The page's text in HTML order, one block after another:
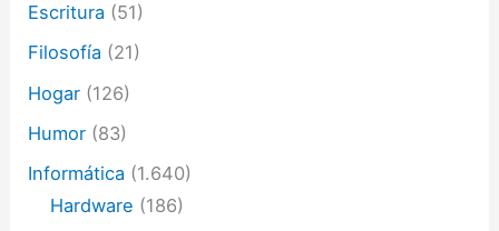
Escritura (51)
Filosofía (21)
Hogar (126)
Humor (83)
Informática (1.640)
Hardware (186)